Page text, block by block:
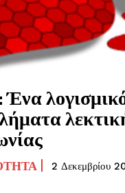
Ένα
2 Δεκεμβρίου